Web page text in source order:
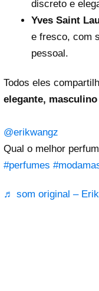
discreto e
Yves Saint
e fresco, com
pessoal.
Todos eles
elegante,
@erikwangz
Qual o melhor
#perfumes
♬ som original –